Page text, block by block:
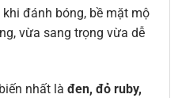
khi đánh bóng, bề mặt mộ
vừa sang trọng vừa dễ
nhất là đen, đỏ ruby,